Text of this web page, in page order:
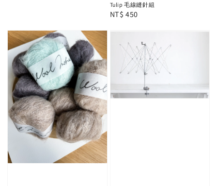
Tulip 毛線縫針組
Regular
NT$ 450